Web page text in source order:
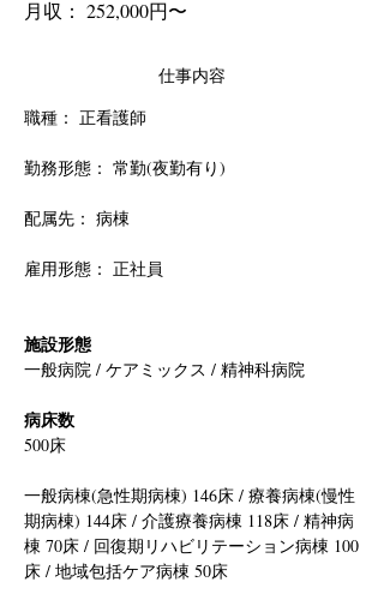
月収： 252,000円〜
仕事内容
職種： 正看護師
勤務形態： 常勤(夜勤有り)
配属先： 病棟
雇用形態： 正社員
施設形態
一般病院 / ケアミックス / 精神科病院
病床数
500床
一般病棟(急性期病棟) 146床 / 療養病棟(慢性
期病棟) 144床 / 介護療養病棟 118床 / 精神病
棟 70床 / 回復期リハビリテーション病棟 100
床 / 地域包括ケア病棟 50床